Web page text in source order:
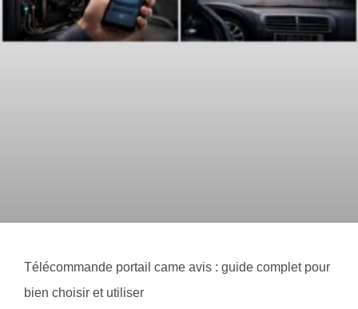
Télécommande portail came avis : guide complet pour
bien choisir et utiliser